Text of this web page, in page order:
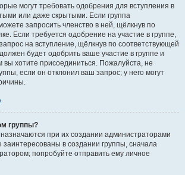
могут требовать одобрения для вступления в
или даже скрытыми. Если группа
запросить членство в ней, щёлкнув по
Если требуется одобрение на участие в группе,
на вступление, щёлкнув по соответствующей
будет одобрить ваше участие в группе и
вы хотите присоединиться. Пожалуйста, не
если он отклонил ваш запрос; у него могут
группы?
при их создании администраторами
в создании группы, сначала
попробуйте отправить ему личное